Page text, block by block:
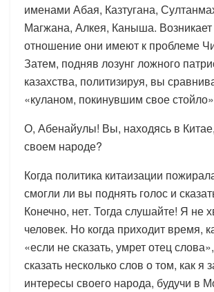
именами Абая, Казтугана,
Магжана, Алкея, Каныша. Возникает
отношение они имеют к проблеме
Затем, подняв лозунг ложного
казахства, политизируя, вы
«куланом, покинувшим свое
О, Абенайулы! Вы, находясь в
своем народе?
Когда политика китаизации
смогли ли вы поднять голос и
Конечно, нет. Тогда слушайте! Я не
человек. Но когда приходит время,
«если не сказать, умрет отец
сказать несколько слов о том, как я
интересы своего народа, будучи в